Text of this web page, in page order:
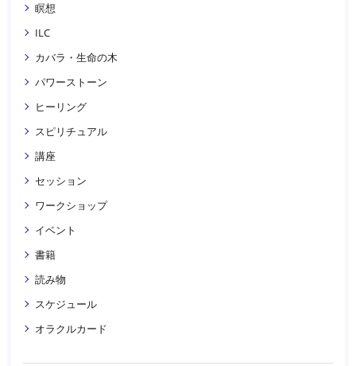
瞑想
ILC
カバラ・生命の木
パワーストーン
ヒーリング
スピリチュアル
講座
セッション
ワークショップ
イベント
書籍
読み物
スケジュール
オラクルカード